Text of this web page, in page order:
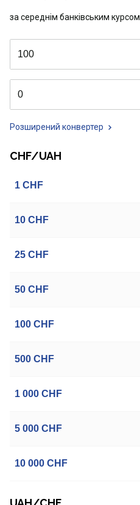
за середнім банківським курсом
Розширений конвертер
CHF/UAH
1 CHF
10 CHF
25 CHF
50 CHF
100 CHF
500 CHF
1 000 CHF
5 000 CHF
10 000 CHF